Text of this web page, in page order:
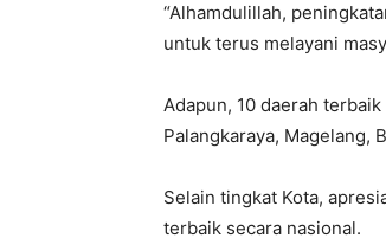
“Alhamdulillah,
untuk terus melayani
Adapun, 10 daerah
Palangkaraya, Magelang,
Selain tingkat Kota,
terbaik secara nasional.